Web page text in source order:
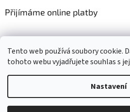
Tento web používá soubory cookie.
tohoto webu vyjadřujete souhlas s
Nastavení
Přijímáme online platby
Copyright 2026ST-potapeni.cz.